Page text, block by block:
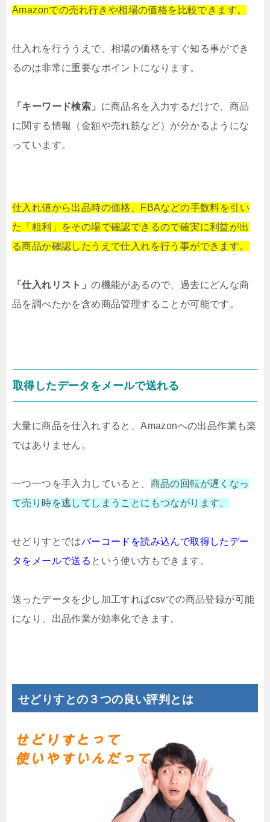
Amazonでの売れ行きや相場の価格を比較できます。
仕入れを行ううえで、相場の価格をすぐ知る事ができ
るのは非常に重要なポイントになります。
「キーワード検索」 に商品名を入力するだけで、商品
に関する情報（金額や売れ筋など）が分かるようにな
っています。
仕入れ値から出品時の価格、
FBAなどの手数料を引い
た「粗利」をその場で確認できるので確実に利益が出
る商品か確認したうえで仕入れを行う事ができます。
「仕入れリスト」の機能があるので、過去にどんな商
品を調べたかを含め商品管理することが可能です。
取得したデータをメールで送れる
大量に商品を仕入れすると、Amazonへの出品作業も楽
ではありません。
一つ一つを手入力していると、 商品の回転が遅くなっ
て売り時を逃して しまうことにもつながります。
せどりすとではバーコードを読み込んで取得したデー
タをメールで送る という使い方もできます。
送ったデータを少し加工すればcsvでの商品登録が可能
になり、出品作業が効率化できます。
せどりすとの３つの良い評判とは